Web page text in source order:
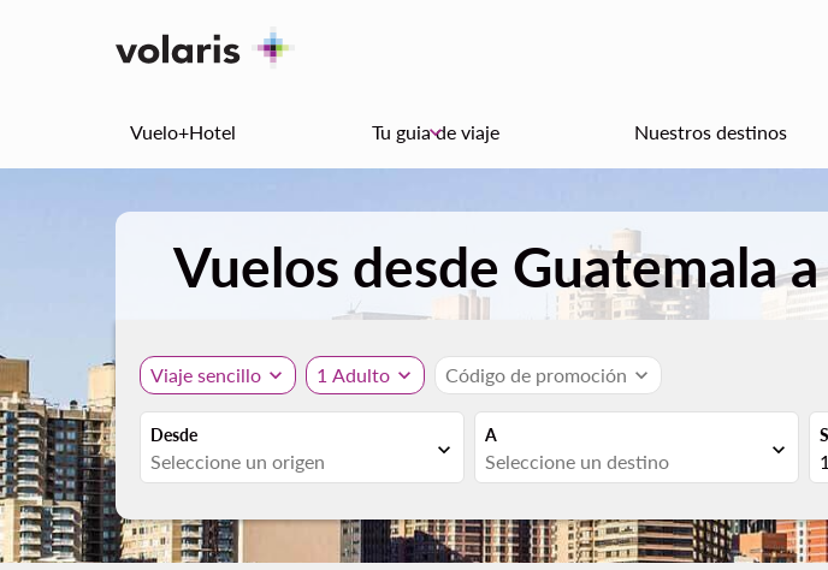
Vuelo+Hotel Tu guia de viaje
keyboard_arrow_down Nuestros destinos
Vuelos desde Guatemala
Viaje sencillo expand_more 1 Adulto expand_more Código de promoción expand_more
Desde
expand_more
A
expand_more